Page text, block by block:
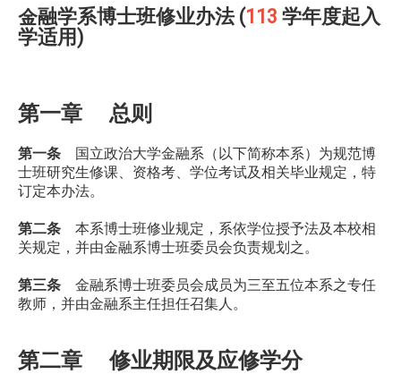
金融学系博士班修业办法 (113 学年度起入
学适用)
第一章 总则
第一条 国立政治大学金融系（以下简称本系）为规范博
士班研究生修课、资格考、学位考试及相关毕业规定，特
订定本办法。
第二条 本系博士班修业规定，系依学位授予法及本校相
关规定，并由金融系博士班委员会负责规划之。
第三条 金融系博士班委员会成员为三至五位本系之专任
教师，并由金融系主任担任召集人。
第二章 修业期限及应修学分